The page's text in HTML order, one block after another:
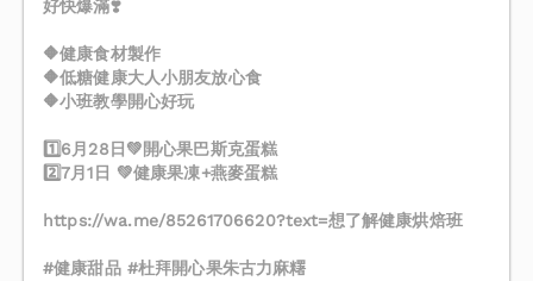
好快爆滿❣️
🔶健康食材製作
🔶低糖健康大人小朋友放心食
🔶小班教學開心好玩
1️⃣6月28日💚開心果巴斯克蛋糕
2️⃣7月1日 💚健康果凍+燕麥蛋糕
https://wa.me/85261706620?text=想了解健康烘焙班
#健康甜品 #杜拜開心果朱古力麻糬